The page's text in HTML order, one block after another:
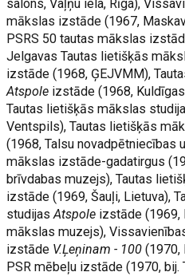
salons, Vaļņu iela, Rīga),
mākslas izstāde (1967,
PSRS 50 tautas mākslas
Jelgavas Tautas lietišķās
izstāde (1968, ĢEJVMM),
Atspole izstāde (1968,
Tautas lietišķās mākslas
Ventspils), Tautas lietišķās
(1968, Talsu novadpētniecības
mākslas izstāde-gadatirgus
brīvdabas muzejs), Tautas
izstāde (1969, Šauļi, Lietuva),
studijasAtspole izstāde (1969,
mākslas muzejs),
izstāde V.Ļeņinam - 100(1970,
PSR mēbeļu izstāde (1970, bij.